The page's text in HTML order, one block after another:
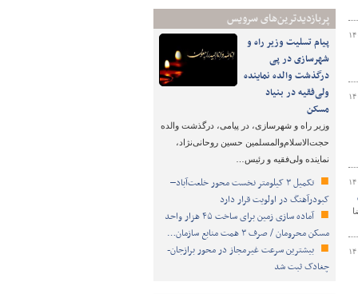
پربازدیدترین‌های سرویس
پیام تسلیت وزیر راه و
شهرسازی در پی
درگذشت والده نماینده
ولی‌فقیه در بنیاد
مسکن
وزیر راه و شهرسازی، در پیامی، درگذشت والده
حجت‌الاسلام‌والمسلمین حسین روحانی‌نژاد،
نماینده ولی‌فقیه و رئیس…
تکمیل ۳ کیلومتر نخست محور خلعت‌آباد–
کبودرآهنگ در اولویت قرار دارد
آماده سازی زمین برای ساخت ۴۵ هزار واحد
مسکن محرومان / صرف ۳ همت منابع سازمان…
بیشترین سرعت غیرمجاز در محور برازجان-
چغادک ثبت شد